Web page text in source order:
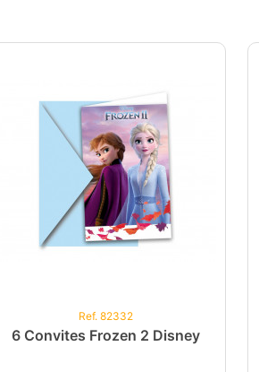
Ref. 82332
6 Convites Frozen 2 Disney